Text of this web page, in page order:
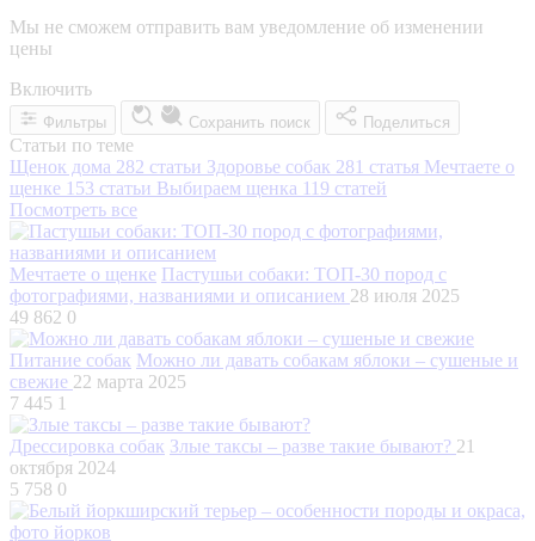
Мы не сможем отправить вам уведомление об изменении
цены
Включить
Фильтры Сохранить поиск Поделиться
Статьи по теме
Щенок дома 282 статьи Здоровье собак 281 статья Мечтаете о
щенке 153 статьи Выбираем щенка 119 статей
Посмотреть все
Мечтаете о щенке Пастушьи собаки: ТОП-30 пород с
фотографиями, названиями и описанием 28 июля 2025
49 862 0
Питание собак Можно ли давать собакам яблоки – сушеные и
свежие 22 марта 2025
7 445 1
Дрессировка собак Злые таксы – разве такие бывают? 21
октября 2024
5 758 0